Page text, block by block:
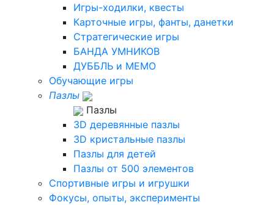
Игры-ходилки, квесты
Карточные игры, фанты, данетки
Стратегические игры
БАНДА УМНИКОВ
ДУББЛЬ и МЕМО
Обучающие игры
Пазлы
Пазлы
3D деревянные пазлы
3D кристальные пазлы
Пазлы для детей
Пазлы от 500 элементов
Спортивные игры и игрушки
Фокусы, опыты, эксперименты